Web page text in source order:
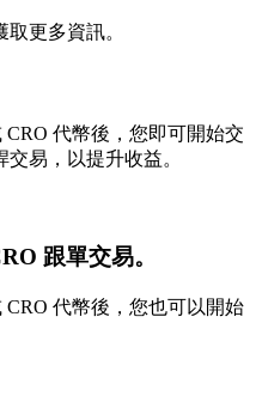
取更多資訊。
CRO 代幣後，您即可開始交
易，以提升收益。
跟單交易。
CRO 代幣後，您也可以開始